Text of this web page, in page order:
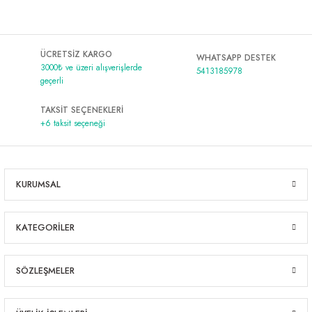
ÜCRETSİZ KARGO
3000₺ ve üzeri alışverişlerde
geçerli
WHATSAPP DESTEK
5413185978
TAKSİT SEÇENEKLERİ
+6 taksit seçeneği
KURUMSAL
KATEGORİLER
SÖZLEŞMELER